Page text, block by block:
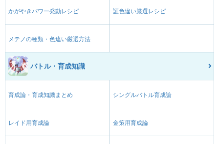
かがやきパワー発動レシピ 証色違い厳選レシピ
メテノの種類・色違い厳選方法
バトル・育成知識
育成論・育成知識まとめ シングルバトル育成論
レイド用育成論 金策用育成論